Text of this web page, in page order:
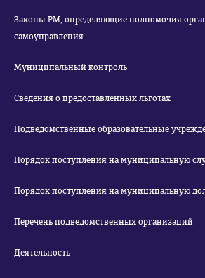
Законы РМ, определяющие полномочия
самоуправления
Муниципальный контроль
Сведения о предоставленных льготах
Подведомственные образовательные
Порядок поступления на муниципальную
Порядок поступления на муниципальную
Перечень подведомственных организаций
Деятельность